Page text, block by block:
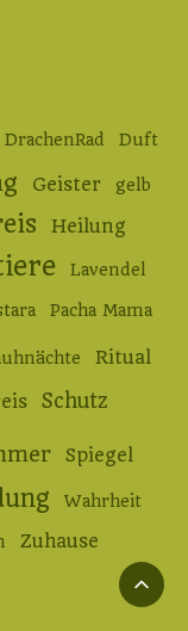
DrachenRad Duft
Geister gelb
Heilung
Lavendel
Pacha Mama
Ritual
Schutz
Spiegel
Wahrheit
Zuhause
to